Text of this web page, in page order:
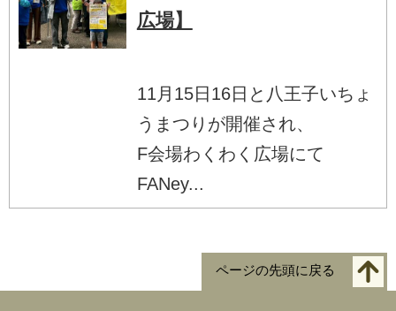
広場】
11月15日16日と八王子いちょ
うまつりが開催され、
F会場わくわく広場にて
FANey...
ページの先頭に戻る